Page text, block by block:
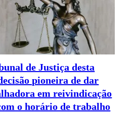
de Justiça desta
pioneira de dar
em reivindicação
o horário de trabalho